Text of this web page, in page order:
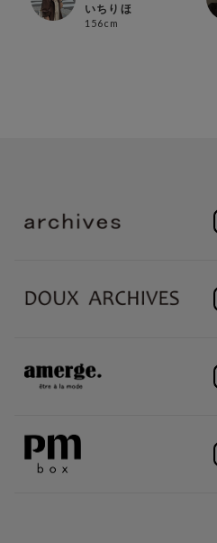
いちりほ
156cm